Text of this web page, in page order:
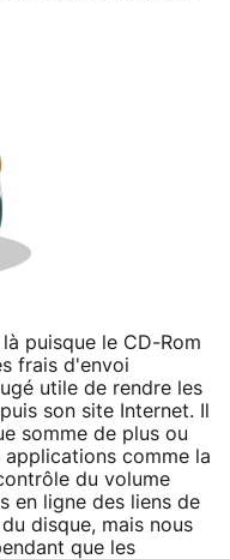
puisque le CD-Rom
frais d'envoi
utile de rendre les
son site Internet. Il
somme de plus ou
comme la
du volume
en ligne des liens de
disque, mais nous
que les